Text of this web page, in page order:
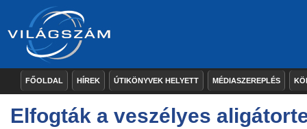
FŐOLDAL HÍREK ÚTIKÖNYVEK HELYETT MÉDIASZEREPLÉS
Elfogták a veszélyes